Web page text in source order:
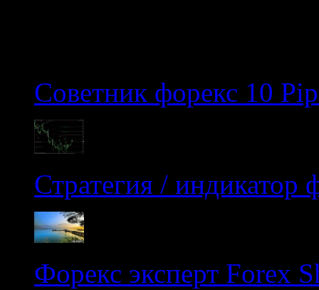
Советник форекс 10
Стратегия / индикатор
Форекс эксперт Forex